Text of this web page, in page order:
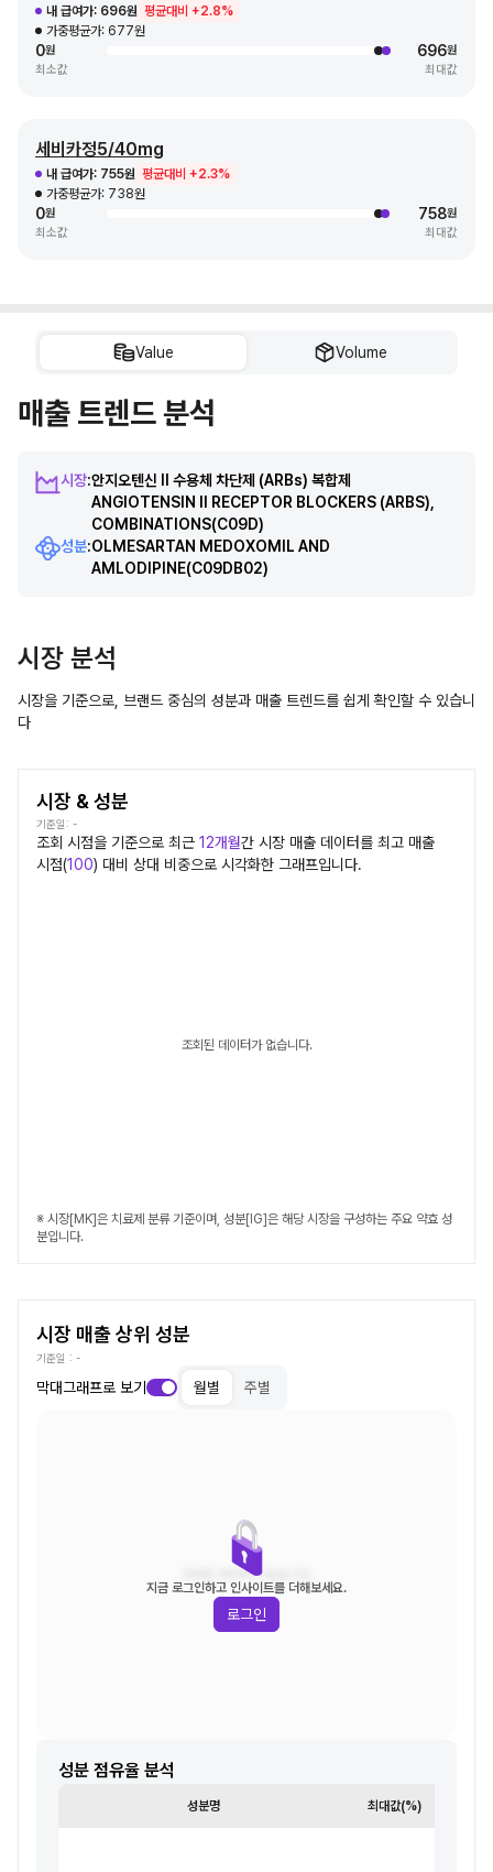
내 급여가: 696원 평균대비 +2.8%
가중평균가: 677원
0원
최소값
696원
최대값
세비카정5/40mg
내 급여가: 755원 평균대비 +2.3%
가중평균가: 738원
0원
최소값
758원
최대값
Value Volume
매출 트렌드 분석
시장:안지오텐신 II 수용체 차단제 (ARBs) 복합제
ANGIOTENSIN II RECEPTOR BLOCKERS (ARBS),
COMBINATIONS(C09D)
성분:OLMESARTAN MEDOXOMIL AND
AMLODIPINE(C09DB02)
시장 분석
시장을 기준으로, 브랜드 중심의 성분과 매출 트렌드를 쉽게 확인할 수 있습니
다
시장 & 성분
기준일: -
조회 시점을 기준으로 최근 12개월간 시장 매출 데이터를 최고 매출
시점(100) 대비 상대 비중으로 시각화한 그래프입니다.
조회된 데이터가 없습니다.
※ 시장[MK]은 치료제 분류 기준이며, 성분[IG]은 해당 시장을 구성하는 주요 약효 성
분입니다.
시장 매출 상위 성분
기준일 : -
막대그래프로 보기 월별 주별
조회된 데이터가 없습니다.
지금 로그인하고 인사이트를 더해보세요.
로그인
성분 점유율 분석
성분명 최대값(%)